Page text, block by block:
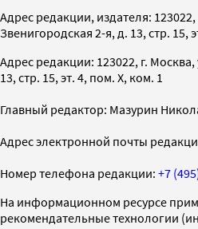
Адрес редакции, издателя: 123022,
Звенигородская 2-я, д. 13, стр. 15,
Адрес редакции: 123022, г.
13, стр. 15, эт. 4, пом. X, ком. 1
Главный редактор: Мазурин
Адрес электронной почты
Номер телефона редакции: +7
На информационном ресурсе
рекомендательные технологии